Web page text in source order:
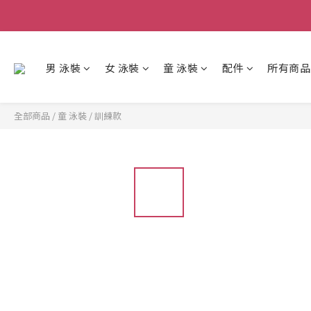
男 泳裝 女 泳裝 童 泳裝 配件 所有商品
全部商品 / 童 泳裝 /訓練款